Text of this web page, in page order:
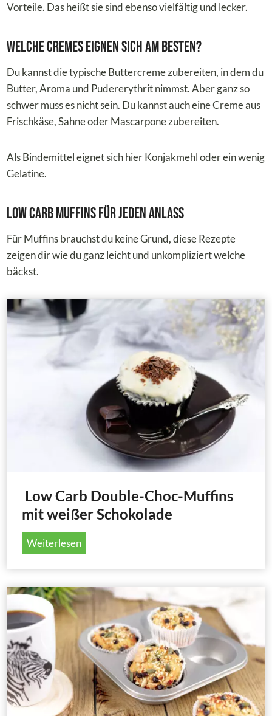
Vorteile. Das heißt sie sind ebenso vielfältig und lecker.
Welche Cremes eignen sich am besten?
Du kannst die typische Buttercreme zubereiten, in dem du
Butter, Aroma und Pudererythrit nimmst. Aber ganz so
schwer muss es nicht sein. Du kannst auch eine Creme aus
Frischkäse, Sahne oder Mascarpone zubereiten.
Als Bindemittel eignet sich hier Konjakmehl oder ein wenig
Gelatine.
Low Carb Muffins für jeden Anlass
Für Muffins brauchst du keine Grund, diese Rezepte
zeigen dir wie du ganz leicht und unkompliziert welche
bäckst.
Low Carb Double-Choc-Muffins
mit weißer Schokolade
Weiterlesen
w
C
r
b
D
o
u